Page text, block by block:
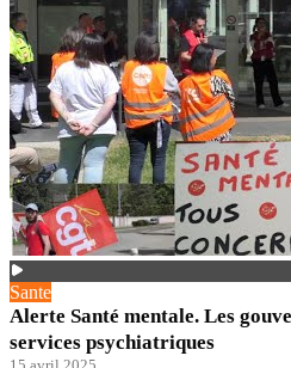
Sante
Alerte Santé mentale. Les
services psychiatriques